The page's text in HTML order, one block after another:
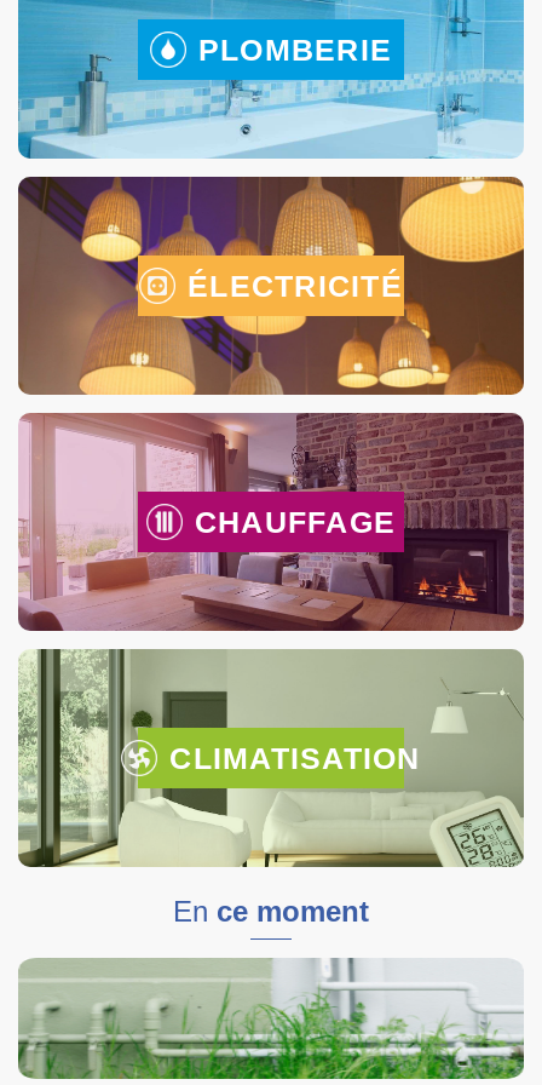
PLOMBERIE
ÉLECTRICITÉ
CHAUFFAGE
CLIMATISATION
En ce moment